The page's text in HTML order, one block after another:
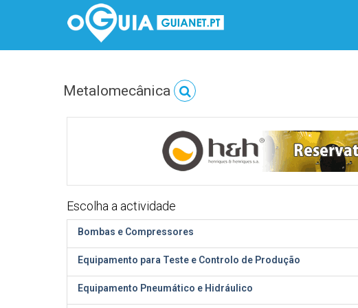
Metalomecânica
Escolha a actividade
Bombas e Compressores
Equipamento para Teste e Controlo de Produção
Equipamento Pneumático e Hidráulico